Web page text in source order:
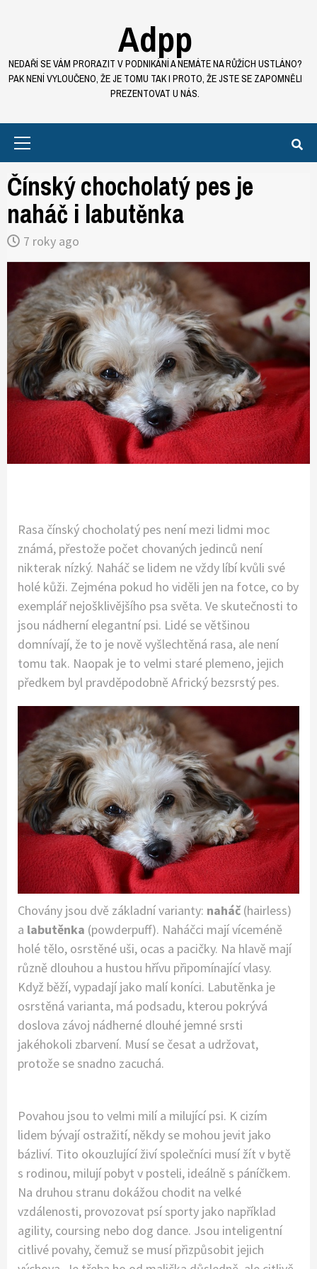
Adpp
NEDAŘÍ SE VÁM PRORAZIT V PODNIKÁNÍ A NEMÁTE NA RŮŽÍCH USTLÁNO?
PAK NENÍ VYLOUČENO, ŽE JE TOMU TAK I PROTO, ŽE JSTE SE ZAPOMNĚLI
PREZENTOVAT U NÁS.
Čínský chocholatý pes je
naháč i labutěnka
7 roky ago
Rasa čínský chocholatý pes není mezi lidmi moc
známá, přestože počet chovaných jedinců není
nikterak nízký. Naháč se lidem ne vždy líbí kvůli své
holé kůži. Zejména pokud ho viděli jen na fotce, co by
exemplář nejošklivějšího psa světa. Ve skutečnosti to
jsou nádherní elegantní psi. Lidé se většinou
domnívají, že to je nově vyšlechtěná rasa, ale není
tomu tak. Naopak je to velmi staré plemeno, jejich
předkem byl pravděpodobně Africký bezsrstý pes.
Chovány jsou dvě základní varianty: naháč (hairless)
a labutěnka (powderpuff). Naháčci mají víceméně
holé tělo, osrstěné uši, ocas a pacičky. Na hlavě mají
různě dlouhou a hustou hřívu připomínající vlasy.
Když běží, vypadají jako malí koníci. Labutěnka je
osrstěná varianta, má podsadu, kterou pokrývá
doslova závoj nádherné dlouhé jemné srsti
jakéhokoli zbarvení. Musí se česat a udržovat,
protože se snadno zacuchá.
Povahou jsou to velmi milí a milující psi. K cizím
lidem bývají ostražití, někdy se mohou jevit jako
bázliví. Tito okouzlující živí společníci musí žít v bytě
s rodinou, milují pobyt v posteli, ideálně s páníčkem.
Na druhou stranu dokážou chodit na velké
vzdálenosti, provozovat psí sporty jako například
agility, coursing nebo dog dance. Jsou inteligentní
citlivé povahy, čemuž se musí přizpůsobit jejich